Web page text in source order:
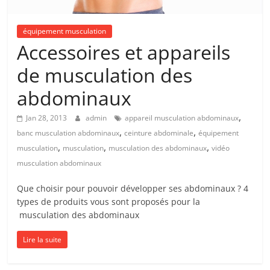
équipement musculation
Accessoires et appareils
de musculation des
abdominaux
Jan 28, 2013 admin appareil musculation abdominaux,
banc musculation abdominaux,ceinture abdominale,équipement
musculation, musculation, musculation des abdominaux,vidéo
musculation abdominaux
Que choisir pour pouvoir développer ses abdominaux ? 4
types de produits vous sont proposés pour la
musculation des abdominaux
Lire la suite